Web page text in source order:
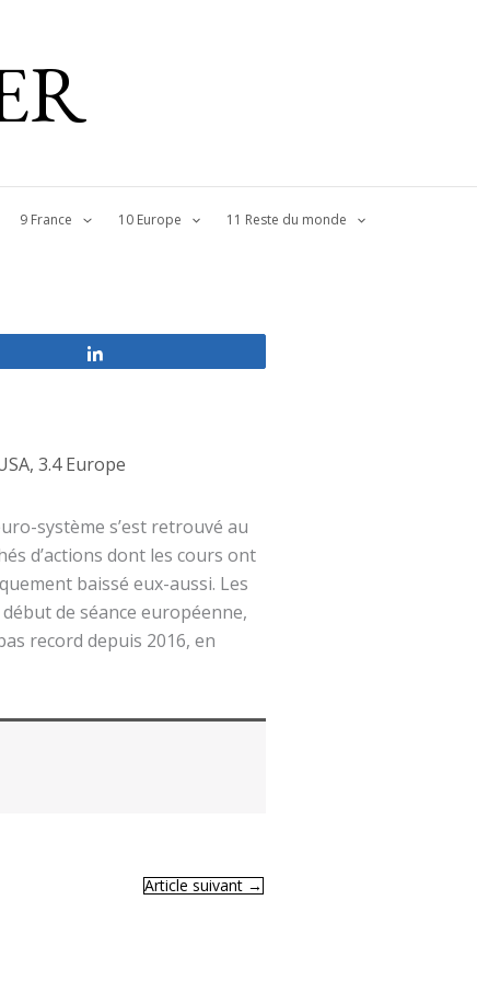
9 France 10 Europe 11 Reste du monde
, 3.4 Europe
système s’est retrouvé au
d’actions dont les cours ont
baissé eux-aussi. Les
de séance européenne,
record depuis 2016, en
Article suivant →